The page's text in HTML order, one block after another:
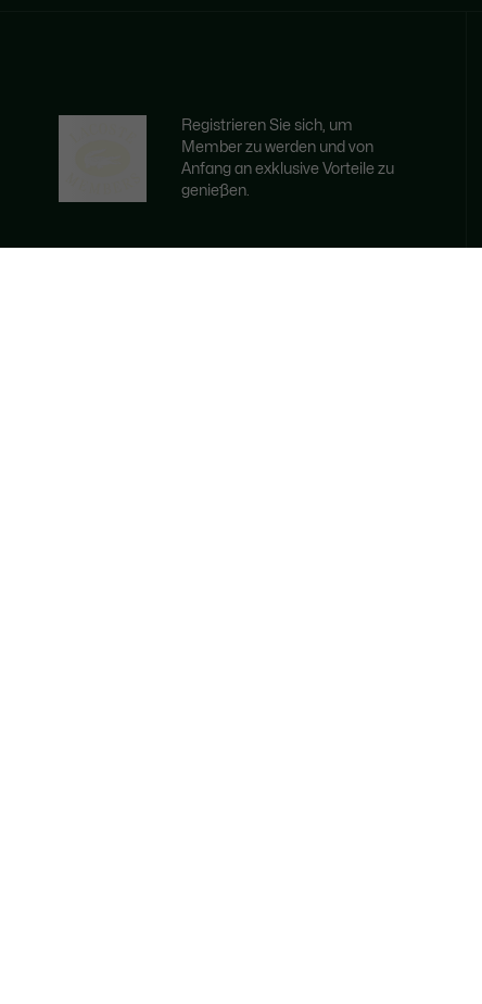
Registrieren Sie sich, um
Member zu werden und von
Anfang an exklusive Vorteile zu
genießen.